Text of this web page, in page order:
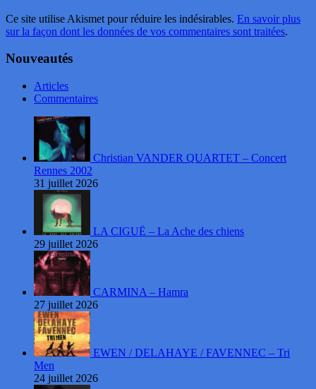
Ce site utilise Akismet pour réduire les indésirables. En savoir plus
sur la façon dont les données de vos commentaires sont traitées.
Nouveautés
Articles
Commentaires
Christian VANDER QUARTET – Concert
Rennes 2002
31 juillet 2026
LA CIGUË – La Ache des chiens
29 juillet 2026
CARMINA – Hamra
27 juillet 2026
EWEN / DELAHAYE / FAVENNEC – Tri
Men
24 juillet 2026